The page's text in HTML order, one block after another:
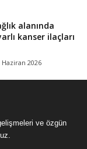
alanında
kanser ilaçları
Haziran 2026
ve özgün